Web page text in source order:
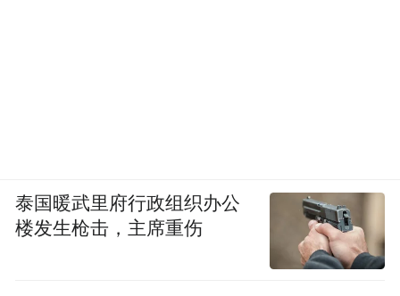
泰国暖武里府行政组织办公
楼发生枪击，主席重伤